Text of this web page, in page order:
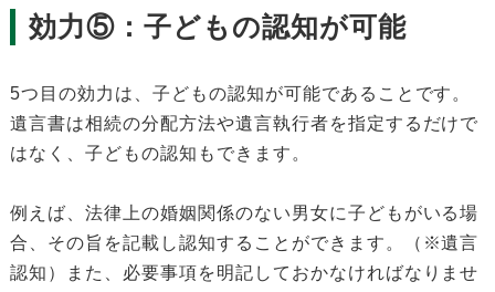
効力⑤：子どもの認知が可能
5つ目の効力は、子どもの認知が可能であることです。
遺言書は相続の分配方法や遺言執行者を指定するだけで
はなく、子どもの認知もできます。
例えば、法律上の婚姻関係のない男女に子どもがいる場
合、その旨を記載し認知することができます。（※遺言
認知）また、必要事項を明記しておかなければなりませ